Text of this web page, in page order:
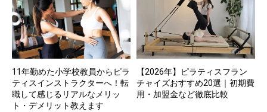
11年勤めた小学校教員からピラ
ティスインストラクターへ！転
職して感じるリアルなメリッ
ト・デメリット教えます
【2026年】ピラティスフラン
チャイズおすすめ20選｜初期費
用・加盟金など徹底比較